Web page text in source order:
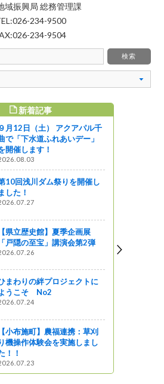
域振興局 総務管理課
234-9500
234-9504
新着記事
９月12日（土） アクアパル千
で「下水道ふれあいデー」
開催します！
10回浅川ダム祭りを開催し
した！
【県立歴史館】夏季企画展
「戸隠の至宝」講演会第2弾
まわりの絆プロジェクトに
うこそ No2
【小布施町】農福連携：草刈
機操作体験会を実施しまし
！！